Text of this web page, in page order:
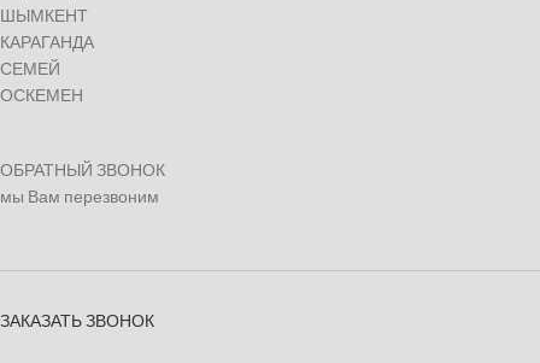
ШЫМКЕНТ
КАРАГАНДА
СЕМЕЙ
ОСКЕМЕН
ОБРАТНЫЙ ЗВОНОК
мы Вам перезвоним
ЗАКАЗАТЬ ЗВОНОК